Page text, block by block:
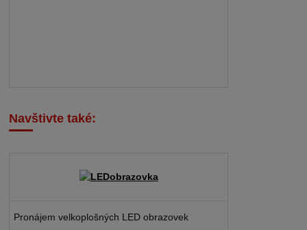
Navštivte také:
Pronájem velkoplošných LED obrazovek